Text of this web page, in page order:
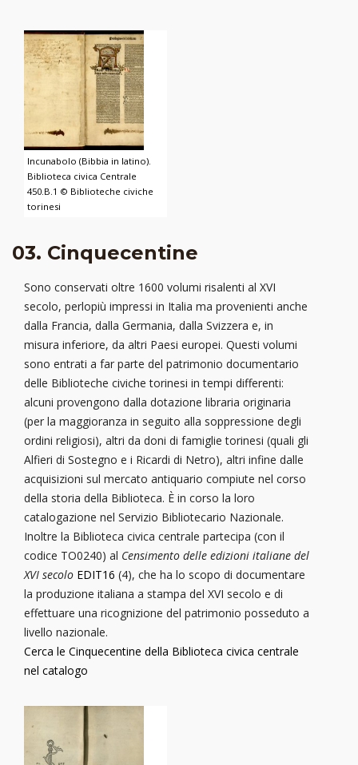
Incunabolo (Bibbia in latino).
Biblioteca civica Centrale
450.B.1 © Biblioteche civiche
torinesi
03. Cinquecentine
Sono conservati oltre 1600 volumi risalenti al XVI
secolo, perlopiù impressi in Italia ma provenienti anche
dalla Francia, dalla Germania, dalla Svizzera e, in
misura inferiore, da altri Paesi europei. Questi volumi
sono entrati a far parte del patrimonio documentario
delle Biblioteche civiche torinesi in tempi differenti:
alcuni provengono dalla dotazione libraria originaria
(per la maggioranza in seguito alla soppressione degli
ordini religiosi), altri da doni di famiglie torinesi (quali gli
Alfieri di Sostegno e i Ricardi di Netro), altri infine dalle
acquisizioni sul mercato antiquario compiute nel corso
della storia della Biblioteca. È in corso la loro
catalogazione nel Servizio Bibliotecario Nazionale.
Inoltre la Biblioteca civica centrale partecipa (con il
codice TO0240) al Censimento delle edizioni italiane del
XVI secolo EDIT16 (4), che ha lo scopo di documentare
la produzione italiana a stampa del XVI secolo e di
effettuare una ricognizione del patrimonio posseduto a
livello nazionale.
Cerca le Cinquecentine della Biblioteca civica centrale
nel catalogo